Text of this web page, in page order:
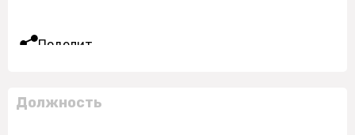
Поделиться
Должность